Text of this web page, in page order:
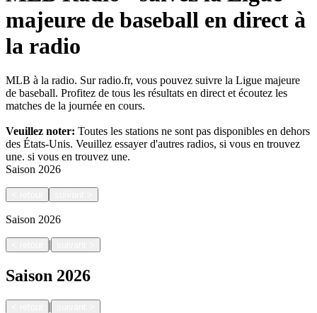
majeure de baseball en direct à
la radio
MLB à la radio. Sur radio.fr, vous pouvez suivre la Ligue majeure
de baseball. Profitez de tous les résultats en direct et écoutez les
matches de la journée en cours.
Veuillez noter: Toutes les stations ne sont pas disponibles en dehors
des États-Unis. Veuillez essayer d'autres radios, si vous en trouvez
une. si vous en trouvez une.
Saison 2026
Saison 2026
|
Saison 2026
|